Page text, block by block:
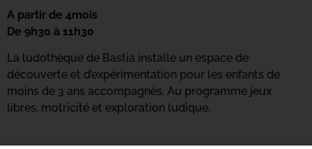
A partir de 4mois
De 9h30 à 11h30
La ludothèque de Bastia installe un espace de
découverte et d’expérimentation pour les enfants de
moins de 3 ans accompagnés. Au programme jeux
libres, motricité et exploration ludique.